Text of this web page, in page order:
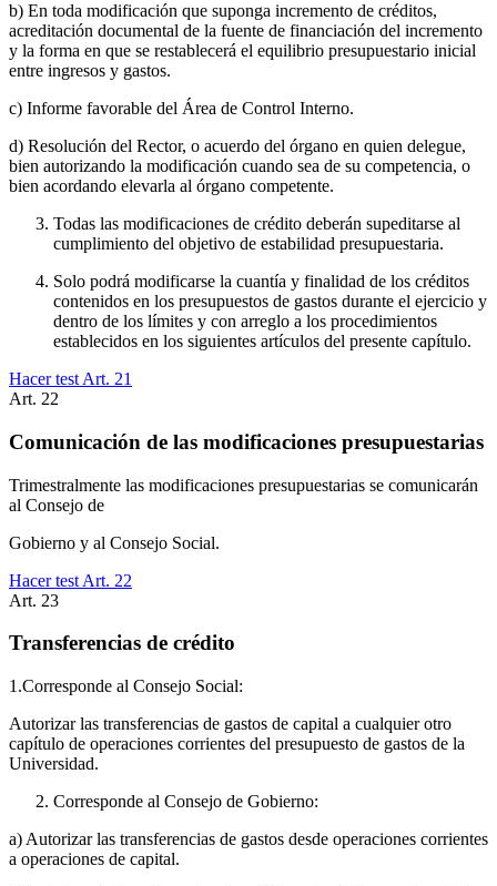
b) En toda modificación que suponga incremento de créditos,
acreditación documental de la fuente de financiación del incremento
y la forma en que se restablecerá el equilibrio presupuestario inicial
entre ingresos y gastos.
c) Informe favorable del Área de Control Interno.
d) Resolución del Rector, o acuerdo del órgano en quien delegue,
bien autorizando la modificación cuando sea de su competencia, o
bien acordando elevarla al órgano competente.
Todas las modificaciones de crédito deberán supeditarse al
cumplimiento del objetivo de estabilidad presupuestaria.
Solo podrá modificarse la cuantía y finalidad de los créditos
contenidos en los presupuestos de gastos durante el ejercicio y
dentro de los límites y con arreglo a los procedimientos
establecidos en los siguientes artículos del presente capítulo.
Hacer test Art. 21
Art. 22
Comunicación de las modificaciones presupuestarias
Trimestralmente las modificaciones presupuestarias se comunicarán
al Consejo de
Gobierno y al Consejo Social.
Hacer test Art. 22
Art. 23
Transferencias de crédito
1.Corresponde al Consejo Social:
Autorizar las transferencias de gastos de capital a cualquier otro
capítulo de operaciones corrientes del presupuesto de gastos de la
Universidad.
Corresponde al Consejo de Gobierno:
a) Autorizar las transferencias de gastos desde operaciones corrientes
a operaciones de capital.